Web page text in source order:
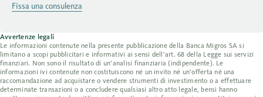
Fissa una consulenza
Avvertenze legali
Le informazioni contenute nella presente pubblicazione della Banca Migros SA si
limitano a scopi pubblicitari e informativi ai sensi dell’art. 68 della Legge sui servizi
finanziari. Non sono il risultato di un’analisi finanziaria (indipendente). Le
informazioni ivi contenute non costituiscono né un invito né un’offerta né una
raccomandazione ad acquistare o vendere strumenti di investimento o a effettuare
determinate transazioni o a concludere qualsiasi altro atto legale, bensì hanno